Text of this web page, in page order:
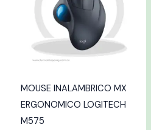
MOUSE INALAMBRICO MX
ERGONOMICO LOGITECH
M575